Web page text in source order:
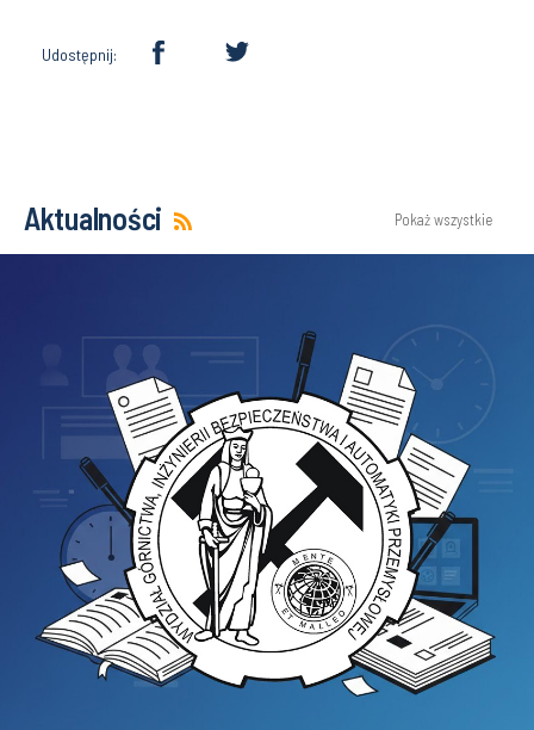
Udostępnij:
Aktualności Pokaż wszystkie